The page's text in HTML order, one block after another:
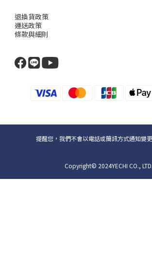
退換貨政策
運送政策
條款與細則
提醒您，我們不會以電話或簡訊方式通知變
Copyright© 2024YECHI CO., LTD.